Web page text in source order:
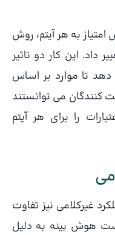
به هر آیتم، روش
داد. این کار دو تاثیر
دهد تا موارد بر اساس
کنندگان می توانستند
را برای هر آیتم
غیرکلامی نیز تفاوت
هوش بینه به دلیل